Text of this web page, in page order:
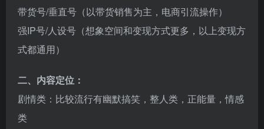
带货号/垂直号（以带货销售为主，电商引流操作）
强IP号/人设号（想象空间和变现方式更多，以上变现方
式都通用）
二、内容定位：
剧情类：比较流行有幽默搞笑，整人类，正能量，情感
类